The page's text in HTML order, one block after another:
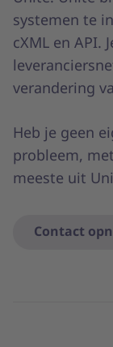
systemen te
cXML en API.
verandering
Heb je geen
probleem,
meeste uit
Contact